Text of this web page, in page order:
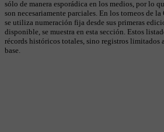
sólo de manera esporádica en los medios, por lo
son necesariamente parciales. En los torneos de
se utiliza numeración fija desde sus primeras
disponible, se muestra en esta sección. Estos
récords históricos totales, sino registros limitados
base.